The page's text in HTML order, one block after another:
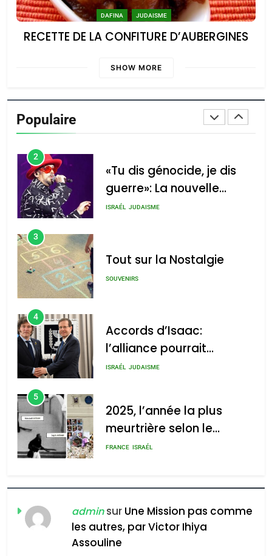
DAFINA JUDAISME
RECETTE DE LA CONFITURE D’AUBERGINES
SHOW MORE
Populaire
Oeil ravageur – Vanessa
De Loya Stauber
guerre»: La nouvelle
chanson de Boy George
3
Tout sur la Nostalgie
4
Accords d’Isaac:
5
2025, l’année la plus
meurtrière selon le
rapport d’ADL contre
FRANCE ISRAÉL
6
FIÈRE, DIGNE ET RÉSILIENTE :
POURQUOI JE REVENDIQUE
MA JUDAÏTE par Thérèse
ISRAÉL JUDAISME
CE QUI NOUS MANQUE –
Jacques Hadida
JUDAISME
adminsur Une Mission pas comme
les autres, par Victor Ihiya
Assouline